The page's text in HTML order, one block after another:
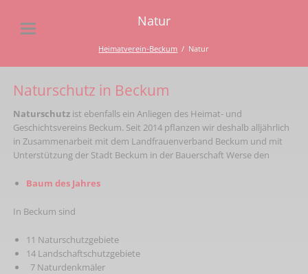
Natur
Heimatverein-Beckum Natur
Naturschutz in Beckum
Naturschutzist ebenfalls ein Anliegen des Heimat- und
Geschichtsvereins Beckum. Seit 2014 pflanzen wir deshalb alljährlich
in Zusammenarbeit mit dem Landfrauenverband Beckum und mit
Unterstützung der Stadt Beckum in der Bauerschaft Werse den
Baum des Jahres
In Beckum sind
11 Naturschutzgebiete
14 Landschaftschutzgebiete
7 Naturdenkmäler